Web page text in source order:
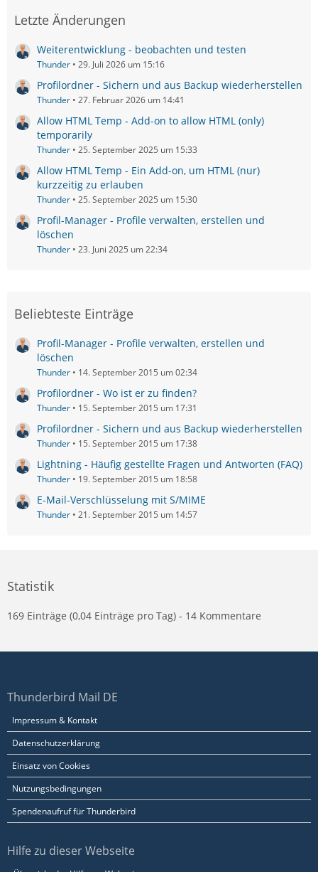
Letzte Änderungen
Weiterentwicklung - beobachten und testen
Thunder 29. Juli 2026 um 15:16
Profilordner - Sichern und aus Backup wiederherstellen
Thunder 27. Februar 2026 um 14:41
Allow HTML Temp - Add-on to allow HTML (only)
temporarily
Thunder 25. September 2025 um 15:33
Allow HTML Temp - Ein Add-on, um HTML (nur)
kurzzeitig zu erlauben
Thunder 25. September 2025 um 15:30
Profil-Manager - Profile verwalten, erstellen und
löschen
Thunder 23. Juni 2025 um 22:34
Beliebteste Einträge
Profil-Manager - Profile verwalten, erstellen und
löschen
Thunder 14. September 2015 um 02:34
Profilordner - Wo ist er zu finden?
Thunder 15. September 2015 um 17:31
Profilordner - Sichern und aus Backup wiederherstellen
Thunder 15. September 2015 um 17:38
Lightning - Häufig gestellte Fragen und Antworten (FAQ)
Thunder 19. September 2015 um 18:58
E-Mail-Verschlüsselung mit S/MIME
Thunder 21. September 2015 um 14:57
Statistik
169 Einträge (0,04 Einträge pro Tag) - 14 Kommentare
Thunderbird Mail DE
Impressum & Kontakt
Datenschutzerklärung
Einsatz von Cookies
Nutzungsbedingungen
Spendenaufruf für Thunderbird
Hilfe zu dieser Webseite